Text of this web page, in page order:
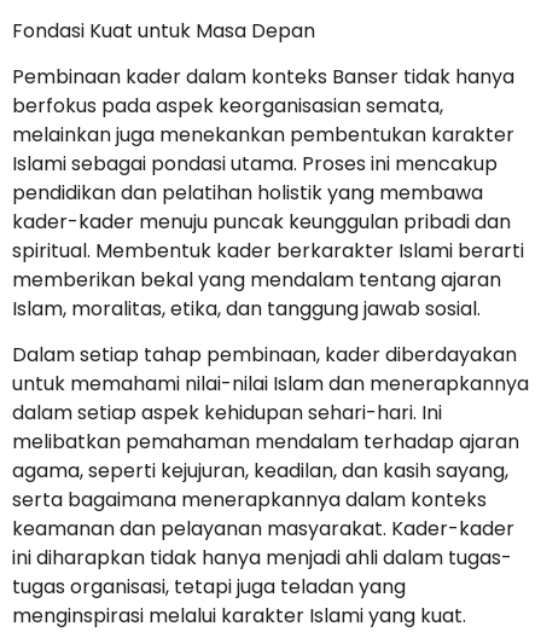
Fondasi Kuat untuk Masa Depan
Pembinaan kader dalam konteks Banser tidak hanya
berfokus pada aspek keorganisasian semata,
melainkan juga menekankan pembentukan karakter
Islami sebagai pondasi utama. Proses ini mencakup
pendidikan dan pelatihan holistik yang membawa
kader-kader menuju puncak keunggulan pribadi dan
spiritual. Membentuk kader berkarakter Islami berarti
memberikan bekal yang mendalam tentang ajaran
Islam, moralitas, etika, dan tanggung jawab sosial.
Dalam setiap tahap pembinaan, kader diberdayakan
untuk memahami nilai-nilai Islam dan menerapkannya
dalam setiap aspek kehidupan sehari-hari. Ini
melibatkan pemahaman mendalam terhadap ajaran
agama, seperti kejujuran, keadilan, dan kasih sayang,
serta bagaimana menerapkannya dalam konteks
keamanan dan pelayanan masyarakat. Kader-kader
ini diharapkan tidak hanya menjadi ahli dalam tugas-
tugas organisasi, tetapi juga teladan yang
menginspirasi melalui karakter Islami yang kuat.